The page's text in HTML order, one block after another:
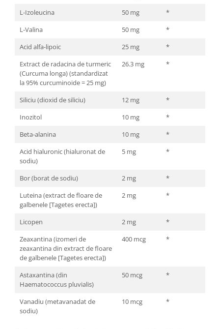
L-Izoleucina
50 mg
*
L-Valina
50 mg
*
Acid alfa-lipoic
25 mg
*
Extract de radacina de turmeric
(Curcuma longa) (standardizat
la 95% curcuminoide = 25 mg)
26.3 mg *
Siliciu (dioxid de siliciu) 12 mg
*
Inozitol
10 mg
*
Beta-alanina
10 mg
*
Acid hialuronic (hialuronat de
sodiu)
5 mg *
Bor (borat de sodiu) 2 mg
*
Luteina (extract de floare de
galbenele [Tagetes erecta])
2 mg *
Licopen 2 mg
*
Zeaxantina (izomeri de
zeaxantina din extract de floare
de galbenele [Tagetes erecta])
400 mcg *
Astaxantina (din
Haematococcus pluvialis)
50 mcg *
Vanadiu (metavanadat de
sodiu)
10 mcg *